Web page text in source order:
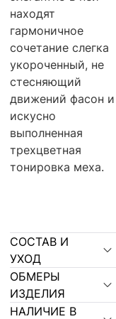
находят
гармоничное
сочетание слегка
укороченный, не
стесняющий
движений фасон и
искусно
выполненная
трехцветная
тонировка меха.
СОСТАВ И
УХОД
ОБМЕРЫ
ИЗДЕЛИЯ
НАЛИЧИЕ В